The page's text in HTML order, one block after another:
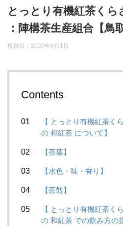
とっとり有機紅茶く
：陣構茶生産組合【鳥
投稿日： 2020年8月1日
Contents
【 とっとり有機紅茶く
の 和紅茶 について】
【茶葉】
【水色・味・香り】
【茶殻】
【 とっとり有機紅茶く
の 和紅茶 での飲み方の